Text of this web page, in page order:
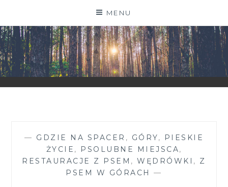
content
MENU
ZGRANESTADO.PL
FOTOGRAFICZNE ZAPISKI DNIA CODZIENNEGO
— GDZIE NA SPACER , GÓRY,
PIESKIE
ŻYCIE , PSOLUBNE MIEJSCA,
RESTAURACJE Z PSEM ,WĘDRÓWKI , Z
PSEM W GÓRACH
—